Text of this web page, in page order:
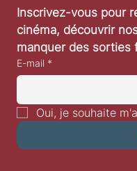
Inscrivez-vous pour
cinéma, découvrir
manquer des sorties
E-mail *
Oui, je souhaite